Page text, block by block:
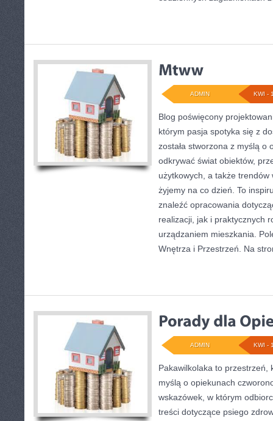
KWI -
ADMIN
Blog poświęcony
którym pasja spotyka się z
została stworzona z myślą o
odkrywać świat obiektów,
użytkowych, a także trendów
żyjemy na co dzień. To
znaleźć opracowania
realizacji, jak i praktycznych
urządzaniem mieszkania.
Wnętrza i Przestrzeń. Na
KWI -
ADMIN
Pakawilkolaka to przestrzeń,
myślą o opiekunach
wskazówek, w którym
treści dotyczące psiego